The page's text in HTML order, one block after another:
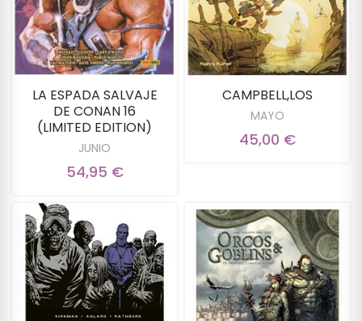
LA ESPADA SALVAJE
DE CONAN 16
(LIMITED EDITION)
JUNIO
54,95 €
CAMPBELL,LOS
MAYO
45,00 €